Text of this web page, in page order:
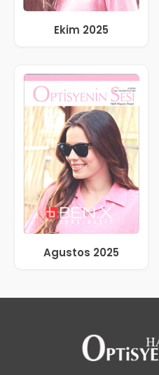
Ekim 2025
Agustos 2025